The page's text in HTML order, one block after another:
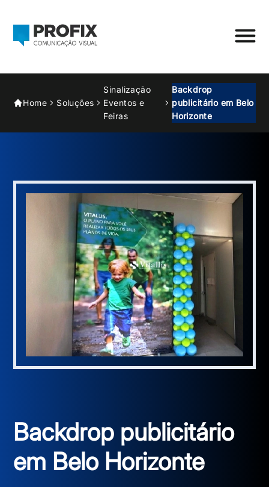
Home Soluções
Sinalização
Eventos e
Feiras
Backdrop
publicitário em Belo
Horizonte
Backdrop publicitário
em Belo Horizonte